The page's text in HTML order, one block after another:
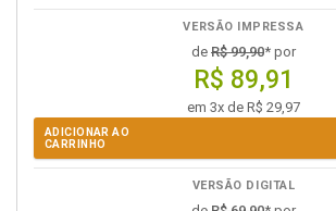
VERSÃO IMPRESSA
de R$ 99,90* por
R$ 89,91
em 3x de R$ 29,97
ADICIONAR AO
CARRINHO
VERSÃO DIGITAL